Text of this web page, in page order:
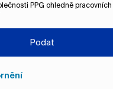
PPG ohledně pracovních
Podat